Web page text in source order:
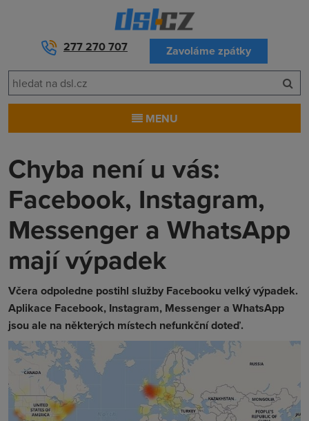
277 270 707 Zavoláme zpátky
MENU
Chyba není u vás:
Facebook, Instagram,
Messenger a WhatsApp
mají výpadek
Včera odpoledne postihl služby Facebooku velký výpadek.
Aplikace Facebook, Instagram, Messenger a WhatsApp
jsou ale na některých místech nefunkční doteď.